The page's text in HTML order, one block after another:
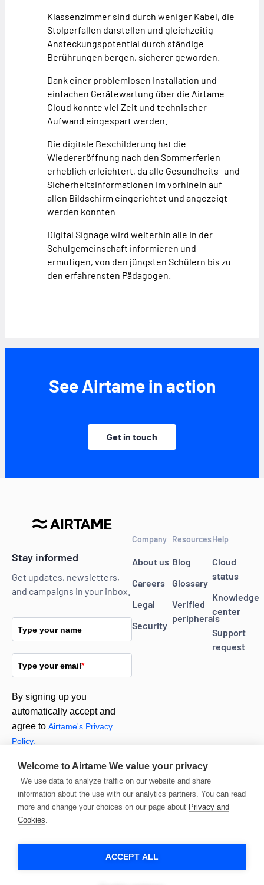
Welcome to Airtame We value your privacy
We use data to analyze traffic on our website and share
information about the use with our analytics partners. You can read
more and change your choices on our page about Privacy and
Cookies.
ACCEPT ALL
Klassenzimmer sind durch weniger Kabel, die
Stolperfallen darstellen und gleichzeitig
Ansteckungspotential durch ständige
Berührungen bergen, sicherer geworden.
Dank einer problemlosen Installation und
einfachen Gerätewartung über die Airtame
Cloud konnte viel Zeit und technischer
Aufwand eingespart werden.
Die digitale Beschilderung hat die
Wiedereröffnung nach den Sommerferien
erheblich erleichtert, da alle Gesundheits- und
Sicherheitsinformationen im vorhinein auf
allen Bildschirm eingerichtet und angezeigt
werden konnten
Digital Signage wird weiterhin alle in der
Schulgemeinschaft informieren und
ermutigen, von den jüngsten Schülern bis zu
den erfahrensten Pädagogen.
See Airtame in action
Get in touch
Stay informed
Get updates, newsletters,
and campaigns in your inbox.
Type your name
Type your email*
By signing up you
automatically accept and
agree to Airtame's Privacy
Policy.
Subscribe
Company
About us
Careers
Legal
Security
Resources
Blog
Glossary
Verified
peripherals
Help
Cloud
status
Knowledge
center
Support
request